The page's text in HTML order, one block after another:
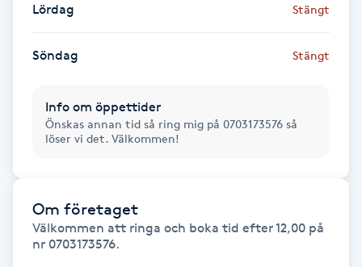
Frekvensterapi
Friskvårdsmassage
Funktionsanalys
Lördag Stängt
Söndag Stängt
Info om öppettider
Önskas annan tid så ring mig på 0703173576 så
löser vi det. Välkommen!
Om företaget
Välkommen att ringa och boka tid efter 12,00 på
nr 0703173576.